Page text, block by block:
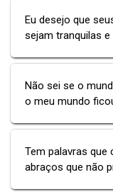
Eu desejo que
sejam tranquilas
Não sei se o
o meu mundo
Tem palavras que
abraços que não